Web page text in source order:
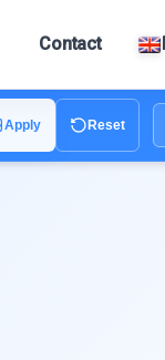
Contact
Apply Reset